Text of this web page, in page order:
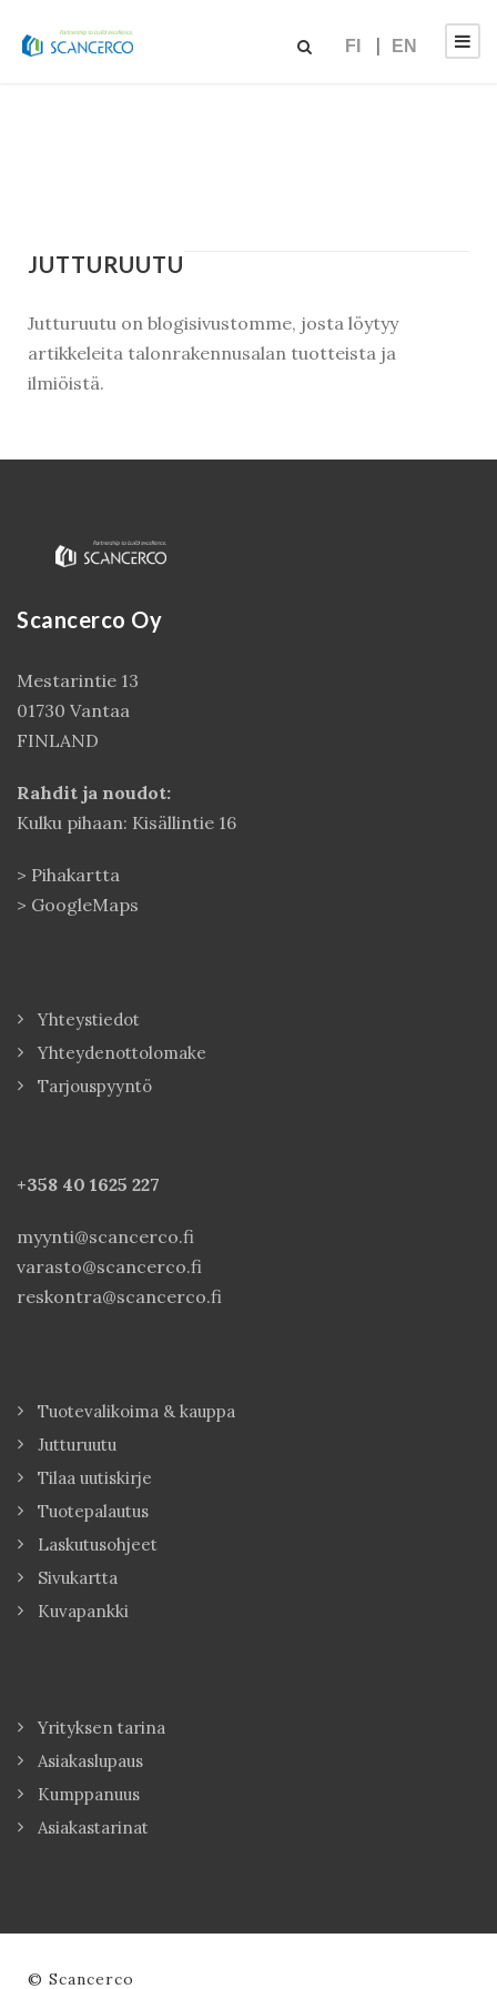
FI EN
JUTTURUUTU
Jutturuutu on blogisivustomme, josta löytyy
artikkeleita talonrakennusalan tuotteista ja
ilmiöistä.
Scancerco Oy
Mestarintie 13
01730 Vantaa
FINLAND
Rahdit ja noudot:
Kulku pihaan: Kisällintie 16
> Pihakartta
> GoogleMaps
Yhteystiedot
Yhteydenottolomake
Tarjouspyyntö
+358 40 1625 227
myynti@scancerco.fi
varasto@scancerco.fi
reskontra@scancerco.fi
Tuotevalikoima & kauppa
Jutturuutu
Tilaa uutiskirje
Tuotepalautus
Laskutusohjeet
Sivukartta
Kuvapankki
Yrityksen tarina
Asiakaslupaus
Kumppanuus
Asiakastarinat
© Scancerco